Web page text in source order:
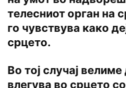
телесниот орган на
го чувствува како
срцето.
Во тој случај
влегува во срцето